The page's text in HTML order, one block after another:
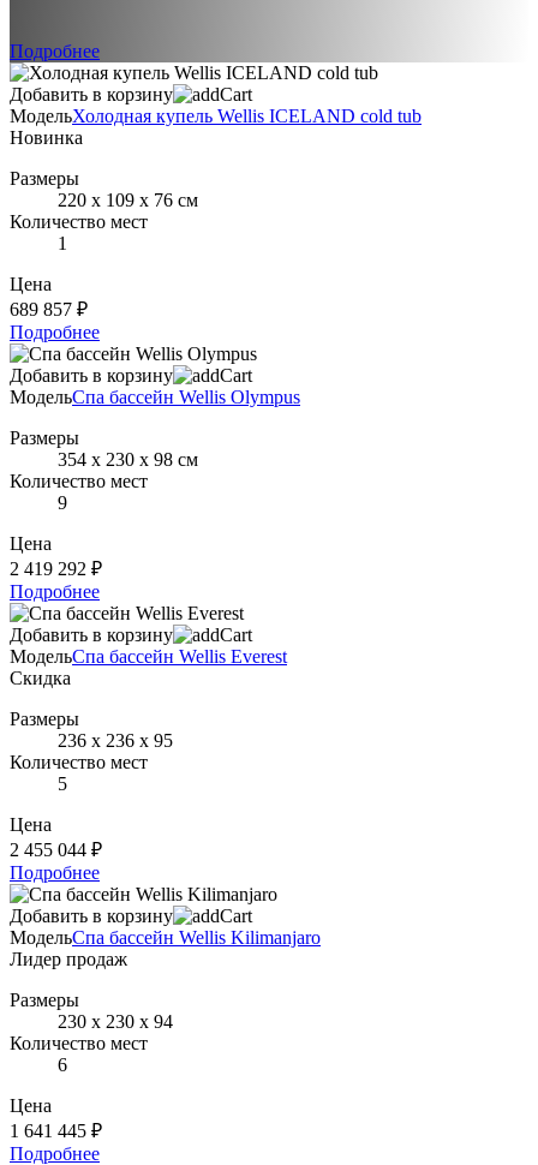
Подробнее
Добавить в корзину
МодельХолодная купель Wellis ICELAND cold tub
Новинка
Размеры
220 х 109 х 76 см
Количество мест
1
Цена
689 857 ₽
Подробнее
Добавить в корзину
МодельСпа бассейн Wellis Olympus
Размеры
354 х 230 х 98 см
Количество мест
9
Цена
2 419 292 ₽
Подробнее
Добавить в корзину
МодельСпа бассейн Wellis Everest
Скидка
Размеры
236 х 236 х 95
Количество мест
5
Цена
2 455 044 ₽
Подробнее
Добавить в корзину
МодельСпа бассейн Wellis Kilimanjaro
Лидер продаж
Размеры
230 х 230 х 94
Количество мест
6
Цена
1 641 445 ₽
Подробнее